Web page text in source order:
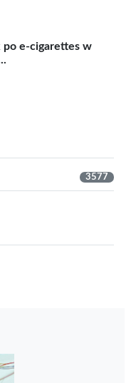
po e-cigarettes w
3577